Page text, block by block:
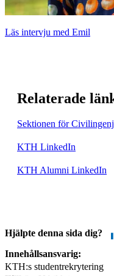
Läs intervju med Emil
Relaterade
Sektionen för
KTH LinkedIn
KTH Alumni LinkedIn
Hjälpte denna sida dig?
Innehållsansvarig:
KTH:s studentrekrytering